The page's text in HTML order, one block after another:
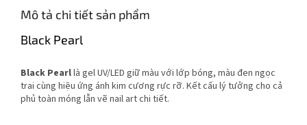
Mô tả chi tiết sản phẩm
Black Pearl
Black Pearllà gel UV/LED giữ màu với lớp bóng, màu đen ngọc
trai cùng hiệu ứng ánh kim cương rực rỡ. Kết cấu lý tưởng cho cả
phủ toàn móng lẫn vẽ nail art chi tiết.